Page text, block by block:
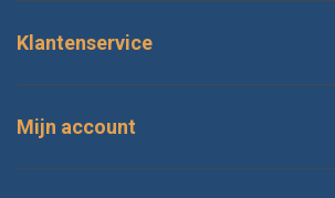
Klantenservice
Mijn account